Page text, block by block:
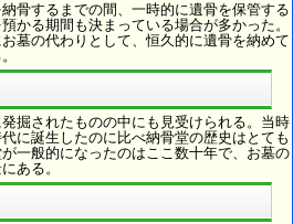
骨するまでの間、一時的に遺骨を保管する
かる期間も決まっている場合が多かった。
墓の代わりとして、恒久的に遺骨を納めて
掘されたものの中にも見受けられる。当時
に誕生したのに比べ納骨堂の歴史はとても
一般的になったのはここ数十年で、お墓の
ある。